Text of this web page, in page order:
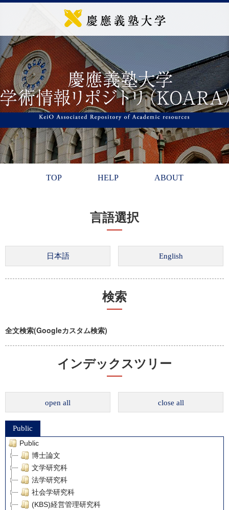
TOP HELP ABOUT
言語選択
検索
全文検索(Googleカスタム検索)
インデックスツリー
open all close all
Public
Public
博士論文
文学研究科
法学研究科
社会学研究科
(KBS)経営管理研究科